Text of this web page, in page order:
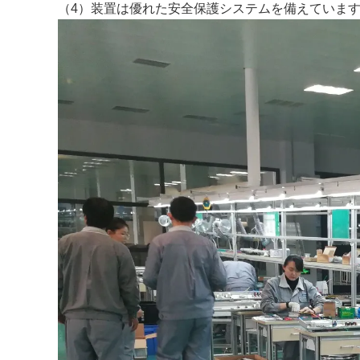
（4）装置は優れた安全保護システムを備えていま